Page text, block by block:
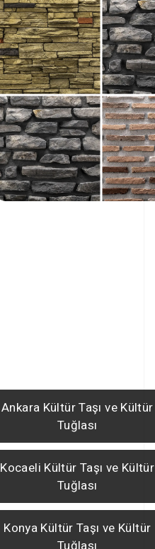
Ankara Kültür Taşı ve Kültür
Tuğlası
Kocaeli Kültür Taşı ve Kültür
Tuğlası
Konya Kültür Taşı ve Kültür
Tuğlası